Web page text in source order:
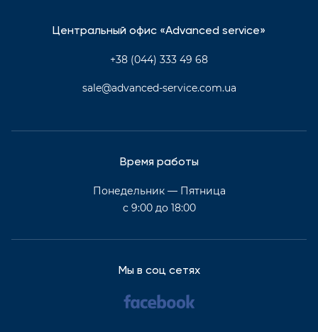
Центральный офис «Advanced service»
+38 (044) 333 49 68
sale@advanced-service.com.ua
Время работы
Понедельник — Пятница
с 9:00 до 18:00
Мы в соц сетях